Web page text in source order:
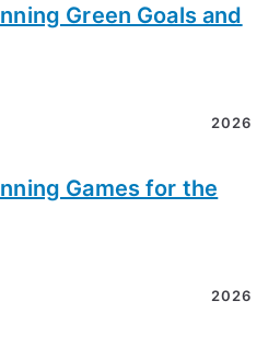
Green Goals and
2026
Games for the
2026